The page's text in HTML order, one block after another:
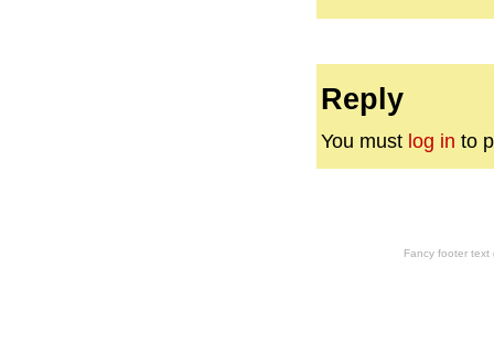
Reply
You must log in to
Fancy footer